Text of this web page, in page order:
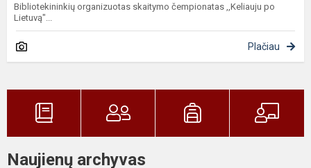
Bibliotekininkių organizuotas skaitymo čempionatas ,,Keliauju po
Lietuvą"...
Plačiau
Naujienų archyvas